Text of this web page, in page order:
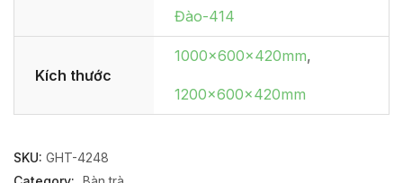
Đào-414
Kích thước
1000x600x420mm,
1200x600x420mm
SKU: GHT-4248